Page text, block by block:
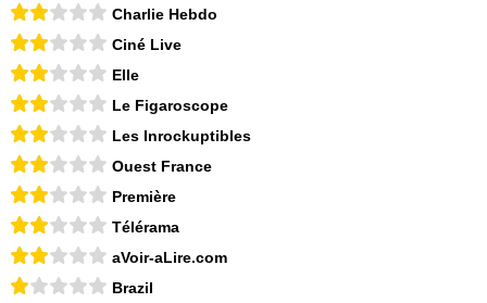
Charlie Hebdo
Ciné Live
Elle
Le Figaroscope
Les Inrockuptibles
Ouest France
Première
Télérama
aVoir-aLire.com
Brazil